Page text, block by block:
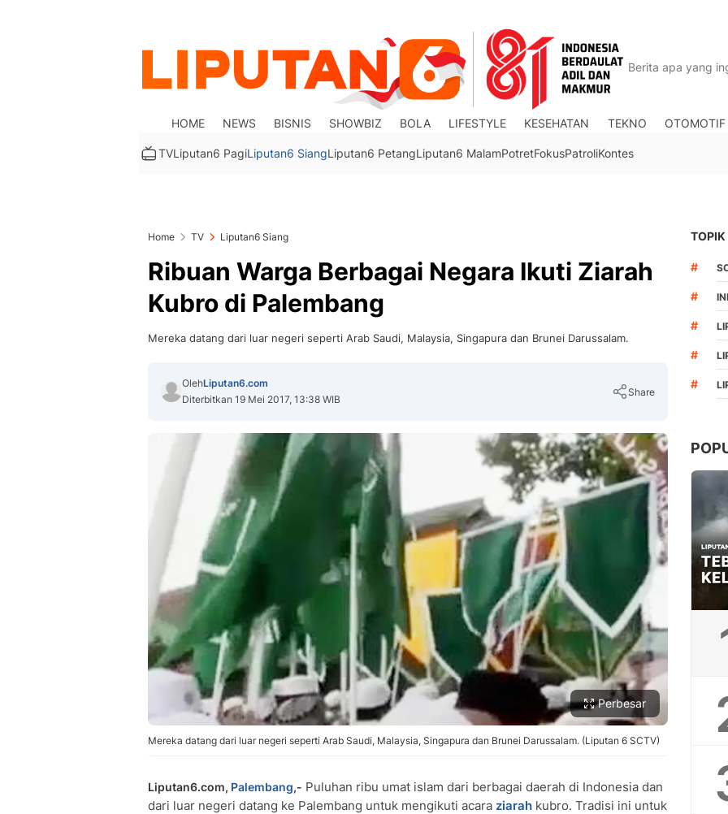
HOME NEWS BISNIS SHOWBIZ BOLA LIFESTYLE KESEHATAN TEKNO OTOMOTIF
TVLiputan6 PagiLiputan6 SiangLiputan6 PetangLiputan6 MalamPotretFokusPatroliKontes
Home TV Liputan6 Siang
Ribuan Warga Berbagai Negara Ikuti Ziarah
Kubro di Palembang
Mereka datang dari luar negeri seperti Arab Saudi, Malaysia, Singapura dan Brunei Darussalam.
OlehLiputan6.com
Diterbitkan 19 Mei 2017, 13:38 WIB
Share
Copy Link
Perbesar
Mereka datang dari luar negeri seperti Arab Saudi, Malaysia, Singapura dan Brunei Darussalam. (Liputan 6 SCTV)
Liputan6.com, Palembang,- Puluhan ribu umat islam dari berbagai daerah di Indonesia dan
dari luar negeri datang ke Palembang untuk mengikuti acara ziarah kubro. Tradisi ini untuk
TOPIK
#
#
#
#
#